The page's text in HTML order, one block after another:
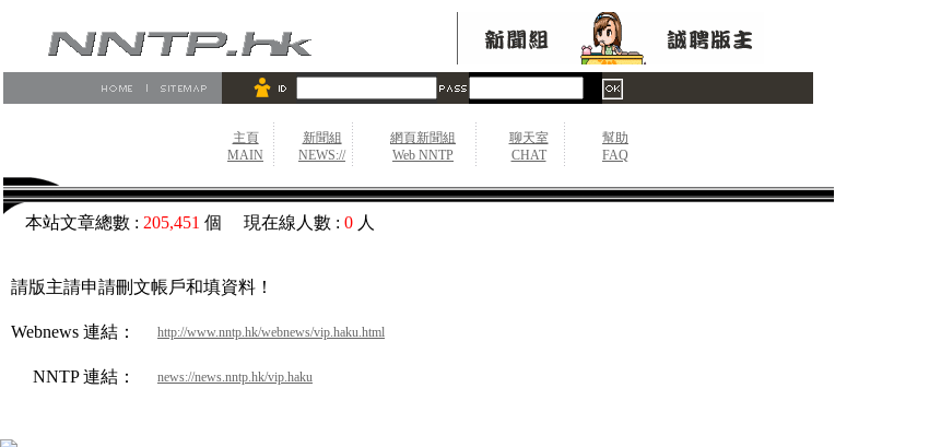
主頁
MAIN
新聞組
NEWS://
網頁新聞組
Web NNTP
聊天室
CHAT
幫助
FAQ
本站文章總數 : 205,451 個 現在線人數 : 0 人
請版主請申請刪文帳戶和填資料！
Webnews 連結： http://www.nntp.hk/webnews/vip.haku.html
NNTP 連結： news://news.nntp.hk/vip.haku